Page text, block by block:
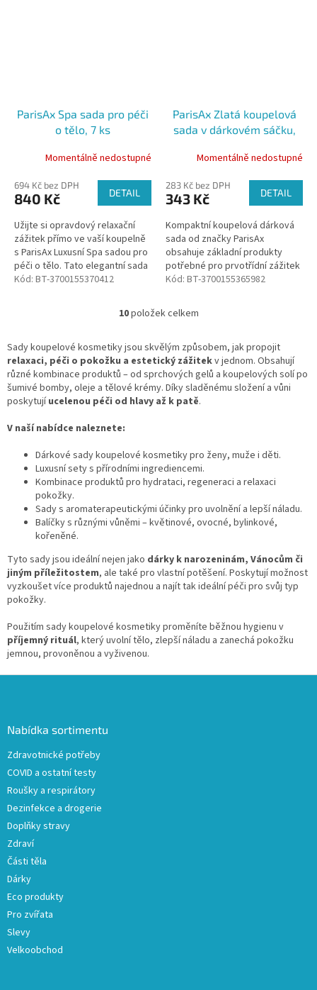
ParisAx Spa sada pro péči
o tělo, 7 ks
Momentálně nedostupné
694 Kč bez DPH
840 Kč DETAIL
Užijte si opravdový relaxační
zážitek přímo ve vaší koupelně
s ParisAx Luxusní Spa sadou pro
péči o tělo. Tato elegantní sada
je nejen skvělým dárkem pro
Kód: BT-3700155370412
ParisAx Zlatá koupelová
sada v dárkovém sáčku,
Momentálně nedostupné
283 Kč bez DPH
343 Kč DETAIL
Kompaktní koupelová dárková
sada od značky ParisAx
obsahuje základní produkty
potřebné pro prvotřídní zážitek
z koupele.
Kód: BT-3700155365982
O
l
á
d
a
c
v
k
y
ý
p
u
10položek celkem
Sady koupelové kosmetiky jsou skvělým způsobem, jak propojit
relaxaci, péči o pokožku a estetický zážitekv jednom. Obsahují
různé kombinace produktů – od sprchových gelů a koupelových solí po
šumivé bomby, oleje a tělové krémy. Díky sladěnému složení a vůni
poskytujíucelenou péči od hlavy až k patě.
V naší nabídce naleznete:
Dárkové sady koupelové kosmetiky pro ženy, muže i děti.
Luxusní sety s přírodními ingrediencemi.
Kombinace produktů pro hydrataci, regeneraci a relaxaci
pokožky.
Sady s aromaterapeutickými účinky pro uvolnění a lepší náladu.
Balíčky s různými vůněmi – květinové, ovocné, bylinkové,
kořeněné.
Tyto sady jsou ideální nejen jako dárky k narozeninám, Vánocům či
jiným příležitostem, ale také pro vlastní potěšení. Poskytují možnost
vyzkoušet více produktů najednou a najít tak ideální péči pro svůj typ
pokožky.
Použitím sady koupelové kosmetiky proměníte běžnou hygienu v
příjemný rituál, který uvolní tělo, zlepší náladu a zanechá pokožku
jemnou, provoněnou a vyživenou.
Nabídka sortimentu
Zdravotnické potřeby
COVID a ostatní testy
Roušky a respirátory
Dezinfekce a drogerie
Doplňky stravy
Zdraví
Části těla
Dárky
Eco produkty
Pro zvířata
Slevy
Velkoobchod